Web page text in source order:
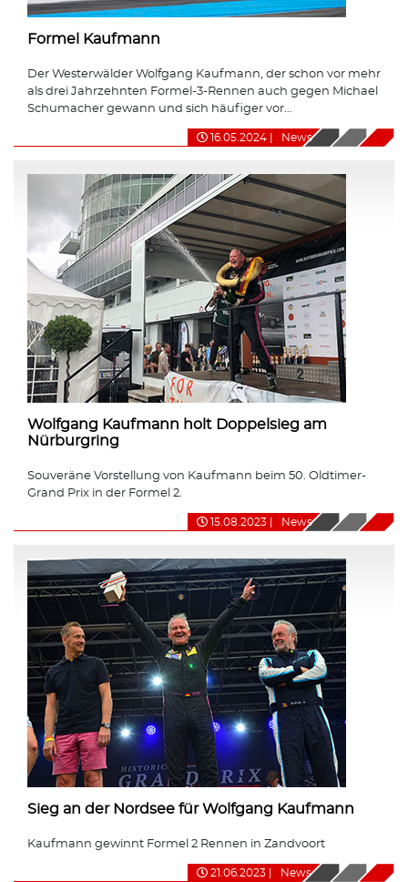
Formel Kaufmann
Der Westerwälder Wolfgang Kaufmann, der schon vor mehr
als drei Jahrzehnten Formel-3-Rennen auch gegen Michael
Schumacher gewann und sich häufiger vor...
16.05.2024 News
Wolfgang Kaufmann holt Doppelsieg am
Nürburgring
Souveräne Vorstellung von Kaufmann beim 50. Oldtimer-
Grand Prix in der Formel 2.
15.08.2023 News
Sieg an der Nordsee für Wolfgang Kaufmann
Kaufmann gewinnt Formel 2 Rennen in Zandvoort
21.06.2023 News